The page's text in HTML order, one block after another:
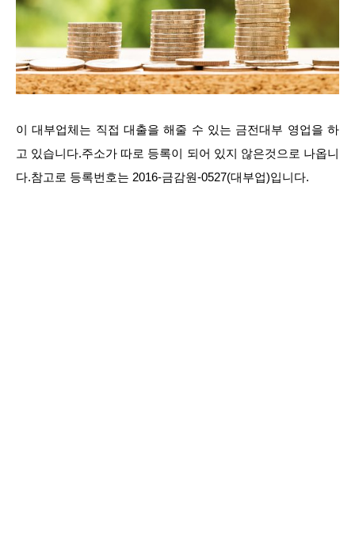
이 대부업체는 직접 대출을 해줄 수 있는 금전대부 영업을 하
고 있습니다.주소가 따로 등록이 되어 있지 않은것으로 나옵니
다.참고로 등록번호는 2016-금감원-0527(대부업)입니다.